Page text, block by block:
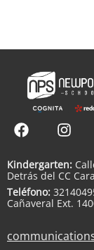
Kindergarten:
Detrás del CC
Teléfono:
Cañaveral Ext.